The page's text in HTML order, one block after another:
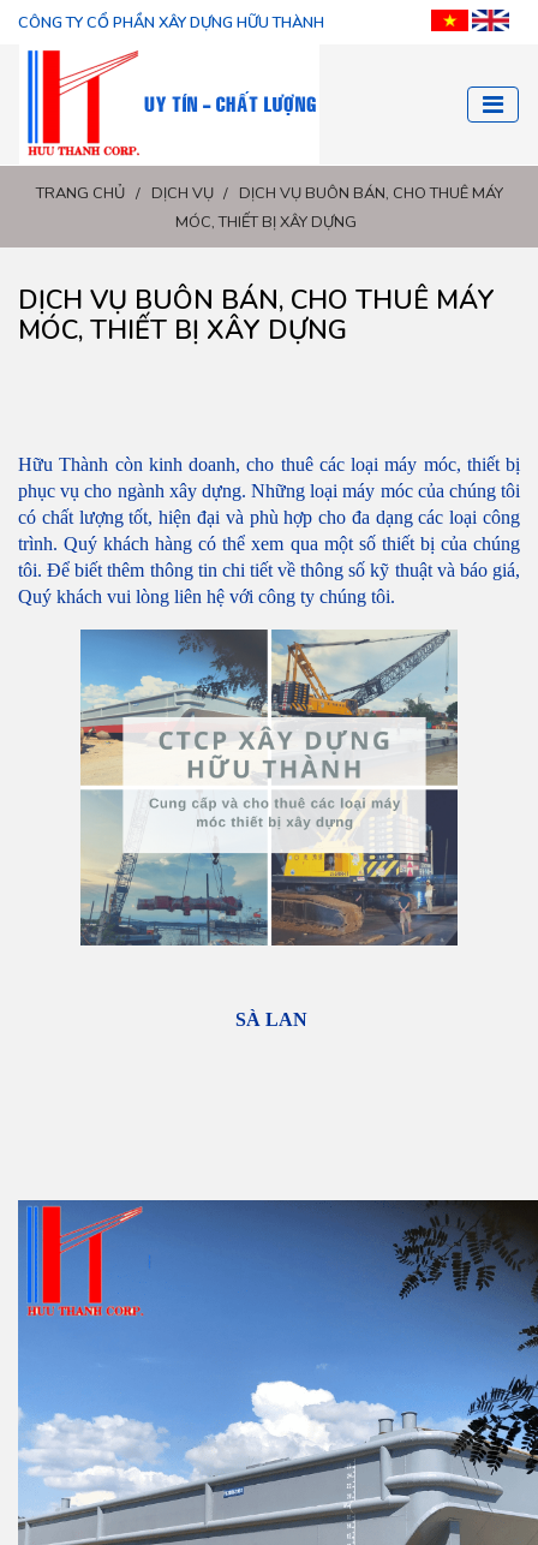
CÔNG TY CỔ PHẦN XÂY DỰNG HỮU THÀNH
TRANG CHỦ / DỊCH VỤ / DỊCH VỤ BUÔN BÁN, CHO THUÊ MÁY
MÓC, THIẾT BỊ XÂY DỰNG
DỊCH VỤ BUÔN BÁN, CHO THUÊ MÁY
MÓC, THIẾT BỊ XÂY DỰNG
Hữu Thành còn kinh doanh, cho thuê các loại máy móc, thiết bị
phục vụ cho ngành xây dựng. Những loại máy móc của chúng tôi
có chất lượng tốt, hiện đại và phù hợp cho đa dạng các loại công
trình. Quý khách hàng có thể xem qua một số thiết bị của chúng
tôi. Để biết thêm thông tin chi tiết về thông số kỹ thuật và báo giá,
Quý khách vui lòng liên hệ với công ty chúng tôi.
SÀ LAN